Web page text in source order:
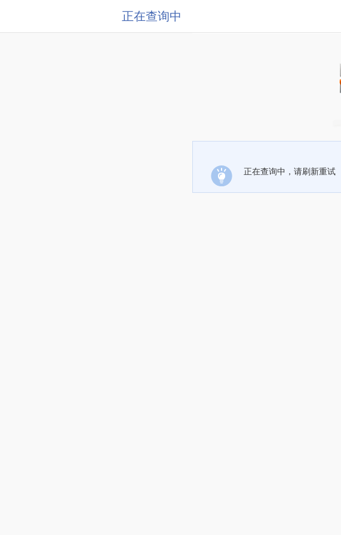
正在查询中
正在查询中，请刷新重试